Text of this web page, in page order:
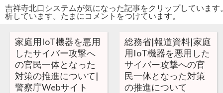
吉祥寺北口システムが気になった記事をクリップしていま
析しています。たまにコメントをつけています。
家庭用IoT機器を悪用
したサイバー攻撃へ
の官民一体となった
対策の推進について|
警察庁Webサイト
総務省|報道資料|家庭
用IoT機器を悪用した
サイバー攻撃への官
民一体となった対策
の推進について